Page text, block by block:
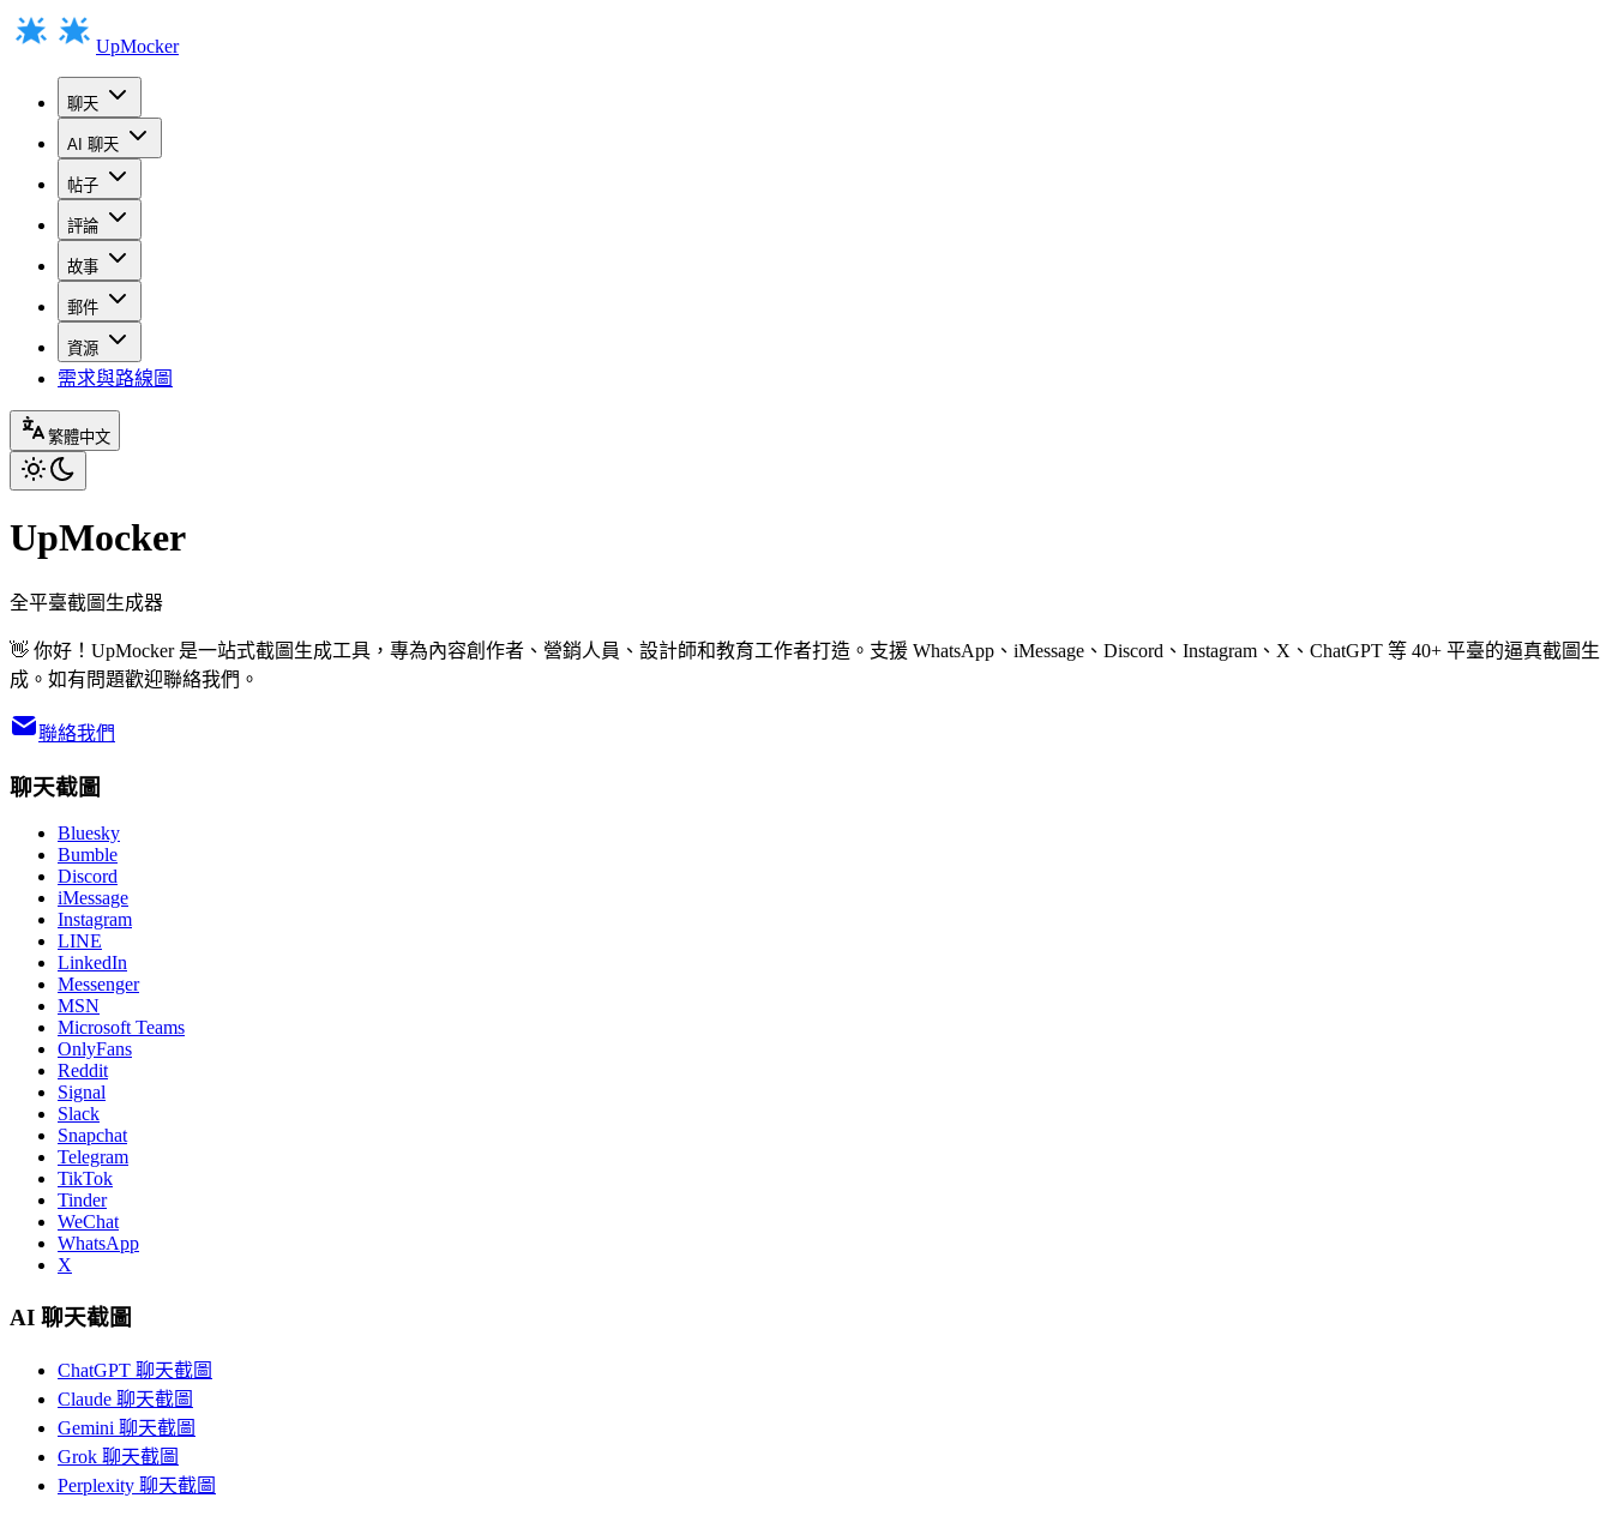
UpMocker
聊天
AI 聊天
帖子
評論
故事
郵件
資源
需求與路線圖
繁體中文
UpMocker
全平臺截圖生成器
👋 你好！UpMocker 是一站式截圖生成工具，專為內容創作者、營銷人員、設計師和教育工作者打造。支援 WhatsApp、iMessage、Discord、Instagram、X、ChatGPT 等 40+ 平臺的逼真截圖生
成。如有問題歡迎聯絡我們。
聯絡我們
聊天截圖
Bluesky
Bumble
Discord
iMessage
Instagram
LINE
LinkedIn
Messenger
MSN
Microsoft Teams
OnlyFans
Reddit
Signal
Slack
Snapchat
Telegram
TikTok
Tinder
WeChat
WhatsApp
X
AI 聊天截圖
ChatGPT 聊天截圖
Claude 聊天截圖
Gemini 聊天截圖
Grok 聊天截圖
Perplexity 聊天截圖